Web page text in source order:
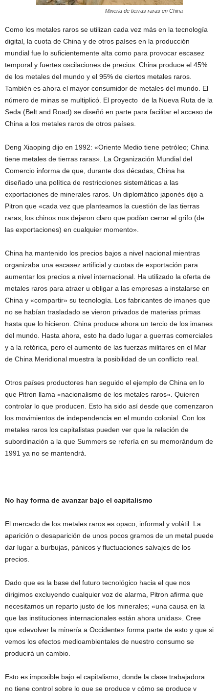
Mineria de tierras raras en China
Como los metales raros se utilizan cada vez más en la tecnología
digital, la cuota de China y de otros países en la producción
mundial fue lo suficientemente alta como para provocar escasez
temporal y fuertes oscilaciones de precios. China produce el 45%
de los metales del mundo y el 95% de ciertos metales raros.
También es ahora el mayor consumidor de metales del mundo. El
número de minas se multiplicó. El proyecto de la Nueva Ruta de la
Seda (Belt and Road) se diseñó en parte para facilitar el acceso de
China a los metales raros de otros países.
Deng Xiaoping dijo en 1992: «Oriente Medio tiene petróleo; China
tiene metales de tierras raras». La Organización Mundial del
Comercio informa de que, durante dos décadas, China ha
diseñado una política de restricciones sistemáticas a las
exportaciones de minerales raros. Un diplomático japonés dijo a
Pitron que «cada vez que planteamos la cuestión de las tierras
raras, los chinos nos dejaron claro que podían cerrar el grifo (de
las exportaciones) en cualquier momento».
China ha mantenido los precios bajos a nivel nacional mientras
organizaba una escasez artificial y cuotas de exportación para
aumentar los precios a nivel internacional. Ha utilizado la oferta de
metales raros para atraer u obligar a las empresas a instalarse en
China y «compartir» su tecnología. Los fabricantes de imanes que
no se habían trasladado se vieron privados de materias primas
hasta que lo hicieron. China produce ahora un tercio de los imanes
del mundo. Hasta ahora, esto ha dado lugar a guerras comerciales
y a la retórica, pero el aumento de las fuerzas militares en el Mar
de China Meridional muestra la posibilidad de un conflicto real.
Otros países productores han seguido el ejemplo de China en lo
que Pitron llama «nacionalismo de los metales raros». Quieren
controlar lo que producen. Esto ha sido así desde que comenzaron
los movimientos de independencia en el mundo colonial. Con los
metales raros los capitalistas pueden ver que la relación de
subordinación a la que Summers se refería en su memorándum de
1991 ya no se mantendrá.
No hay forma de avanzar bajo el capitalismo
El mercado de los metales raros es opaco, informal y volátil. La
aparición o desaparición de unos pocos gramos de un metal puede
dar lugar a burbujas, pánicos y fluctuaciones salvajes de los
precios.
Dado que es la base del futuro tecnológico hacia el que nos
dirigimos excluyendo cualquier voz de alarma, Pitron afirma que
necesitamos un reparto justo de los minerales; «una causa en la
que las instituciones internacionales están ahora unidas». Cree
que «devolver la minería a Occidente» forma parte de esto y que si
vemos los efectos medioambientales de nuestro consumo se
producirá un cambio.
Esto es imposible bajo el capitalismo, donde la clase trabajadora
no tiene control sobre lo que se produce y cómo se produce y